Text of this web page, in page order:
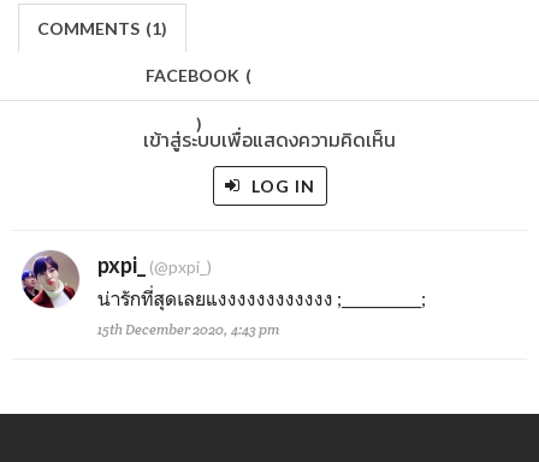
COMMENTS (1)
FACEBOOK (
)
เข้าสู่ระบบเพื่อแสดงความคิดเห็น
LOG IN
pxpi_ (@pxpi_)
น่ารักที่สุดเลยแงงงงงงงงงงงง ;___________;
15th December 2020, 4:43 pm